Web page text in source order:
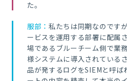
た。
服部： 私たちは同期なのです
ービスを運用する部署に配属
場であるブルーチーム側で業
様システムに導入されている
品が発するログをSIEMと呼ば